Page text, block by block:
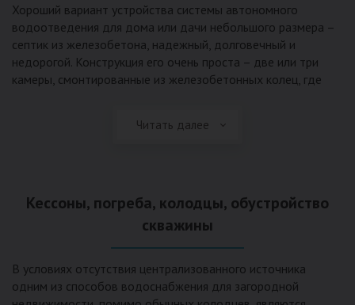
Хороший вариант устройства системы автономного
водоотведения для дома или дачи небольшого размера –
септик из железобетона, надежный, долговечный и
недорогой. Конструкция его очень проста – две или три
камеры, смонтированные из железобетонных колец, где
слой дренажа, устроенный из щебня и песка. Для септика
большую прочность по сравнению с пластиковыми
Читать далее
Кессоны, погреба, колодцы, обустройство
скважины
В условиях отсутствия централизованного источника
одним из способов водоснабжения для загородной